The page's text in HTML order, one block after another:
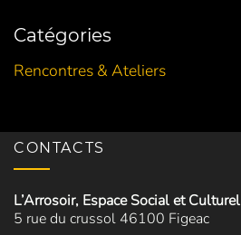
Catégories
Rencontres & Ateliers
CONTACTS
L’Arrosoir, Espace Social et Culturel
5 rue du crussol 46100 Figeac